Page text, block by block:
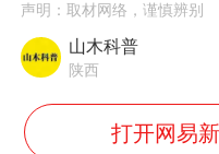
声明：取材网络，谨慎辨别
山木科普
陕西
打开网易